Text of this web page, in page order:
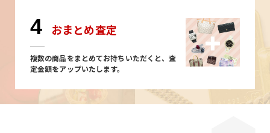
4 おまとめ査定
複数の商品をまとめてお持ちいただくと、査
定金額をアップいたします。